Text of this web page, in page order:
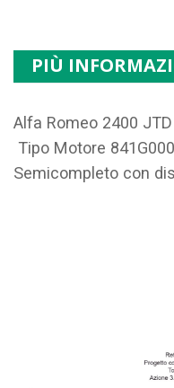
PIÙ
Alfa Romeo 2400
Tipo Motore 841G000
Semicompleto con